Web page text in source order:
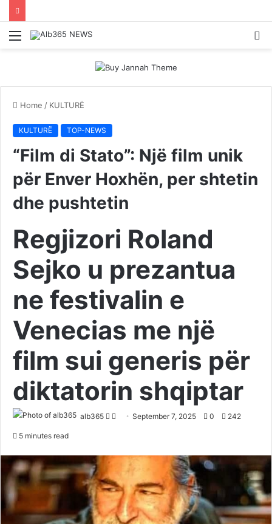
Menu
Home / KULTURË
KULTURË TOP-NEWS
“Film di Stato”: Një film unik
për Enver Hoxhën, per shtetin
dhe pushtetin
Regjizori Roland
Sejko u prezantua
ne festivalin e
Venecias me një
film sui generis për
diktatorin shqiptar
alb365
Follow
Send September 7, 2025 0 242
5 minutes read